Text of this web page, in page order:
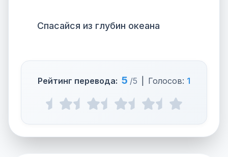
Спасайся из глубин океана
Рейтинг перевода: 5 /5 Голосов: 1